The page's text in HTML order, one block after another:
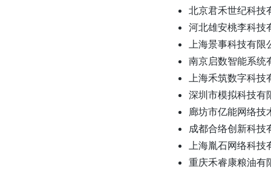
北京君禾世纪科技
河北雄安桃李科技
上海景事科技有限
南京启数智能系统
上海禾筑数字科技
深圳市模拟科技有
廊坊市亿能网络技
成都合络创新科技
上海胤石网络科技
重庆禾睿康粮油有